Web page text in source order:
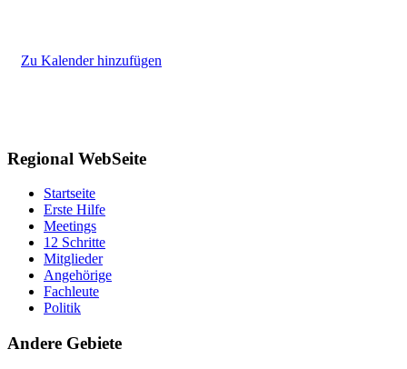
Zu Kalender hinzufügen
Regional WebSeite
Startseite
Erste Hilfe
Meetings
12 Schritte
Mitglieder
Angehörige
Fachleute
Politik
Andere Gebiete